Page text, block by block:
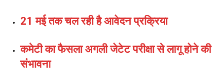
21 मई तक चल रही है आवेदन प्रक्रिया
कमेटी का फैसला अगली जेटेट परीक्षा से लागू होने की
संभावना